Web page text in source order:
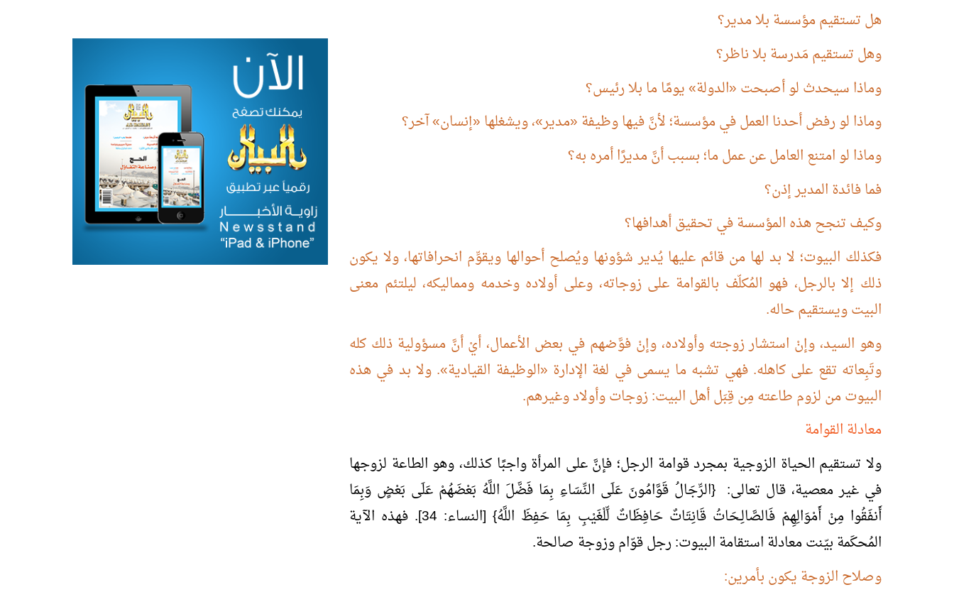
هل تستقيم مؤسسة بلا مدير؟
وهل تستقيم مَدرسة بلا ناظر؟
وماذا سيحدث لو أصبحت«الدولة»يومًا ما بلا رئيس؟
وماذا لو رفض أحدنا العمل في مؤسسة؛ لأنَّ فيها وظيفة«مدير»، ويشغلها«إنسان»آخر؟
وماذا لو امتنع العامل عن عمل ما؛ بسبب أنَّ مديرًا أمره به؟
فما فائدة المدير إذن؟
وكيف تنجح هذه المؤسسة في تحقيق أهدافها؟
فكذلك البيوت؛ لا بد لها من قائم عليها يُدير شؤونها ويُصلح أحوالها ويقوِّم انحرافاتها، ولا يكون
ذلك إلا بالرجل، فهو المُكلّف بالقوامة على زوجاته، وعلى أولاده وخدمه ومماليكه، ليلتئم معنى
البيت ويستقيم حاله.
وهو السيد، وإنْ استشار زوجته وأولاده، وإنْ فوَّضهم في بعض الأعمال، أيْ أنَّ مسؤولية ذلك كله
وتَبِعاته تقع على كاهله. فهي تشبه ما يسمى في لغة الإدارة «الوظيفة القيادية». ولا بد في هذه
البيوت من لزوم طاعته مِن قِبَل أهل البيت: زوجات وأولاد وغيرهم.
معادلة القوامة
ولا تستقيم الحياة الزوجية بمجرد قوامة الرجل؛ فإنَّ على المرأة واجبًا كذلك، وهو الطاعة لزوجها
في غير معصية، قال تعالى: {الرِّجَالُ قَوَّامُونَ عَلَى النِّسَاءِ بِمَا فَضَّلَ اللَّهُ بَعْضَهُمْ عَلَى بَعْضٍ وَبِمَا
أَنفَقُوا مِنْ أَمْوَالِهِمْ فَالصَّالِـحَاتُ قَانِتَاتٌ حَافِظَاتٌ لِّلْغَيْبِ بِمَا حَفِظَ اللَّهُ} [النساء: 34]. فهذه الآية
المُحكَمة بيّنت معادلة استقامة البيوت: رجل قوّام وزوجة صالحة.
وصلاح الزوجة يكون بأمرين: